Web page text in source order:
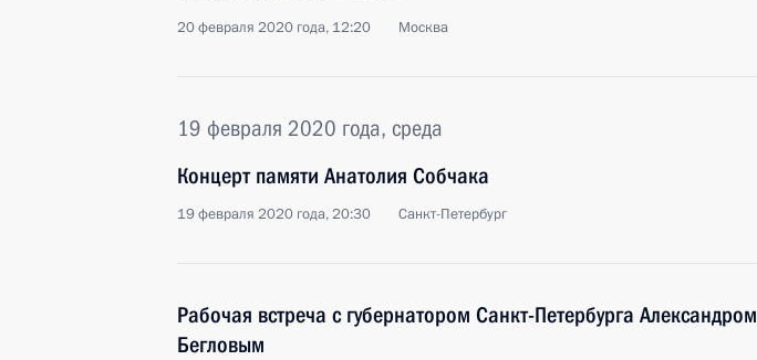
20 февраля 2020 года, 12:20 Москва
19 февраля 2020 года, среда
Концерт памяти Анатолия Собчака
19 февраля 2020 года, 20:30 Санкт-Петербург
Рабочая встреча с губернатором Санкт-Петербурга Александром
Бегловым